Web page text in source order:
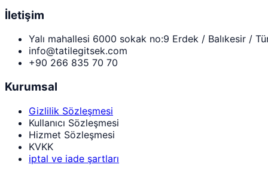
İletişim
Yalı mahallesi 6000 sokak no:9 Erdek / Balıkesir /
info@tatilegitsek.com
+90 266 835 70 70
Kurumsal
Gizlilik Sözleşmesi
Kullanıcı Sözleşmesi
Hizmet Sözleşmesi
KVKK
iptal ve iade şartları